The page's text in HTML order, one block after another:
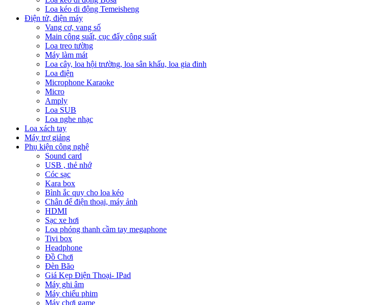
Loa kéo di động Temeisheng
Điện tử, điện máy
Vang cơ, vang số
Main công suất, cục đẩy công suất
Loa treo tường
Máy làm mát
Loa cây, loa hội trường, loa sân khấu, loa gia đinh
Loa điện
Microphone Karaoke
Micro
Amply
Loa SUB
Loa nghe nhạc
Loa xách tay
Máy trợ giảng
Phụ kiện công nghệ
Sound card
USB , thẻ nhớ
Cóc sạc
Kara box
Bình ắc quy cho loa kéo
Chân để điện thoại, máy ảnh
HDMI
Sạc xe hơi
Loa phóng thanh cầm tay megaphone
Tivi box
Headphone
Đồ Chơi
Đèn Bão
Giá Kẹp Điện Thoại- IPad
Máy ghi âm
Máy chiếu phim
Máy chơi game